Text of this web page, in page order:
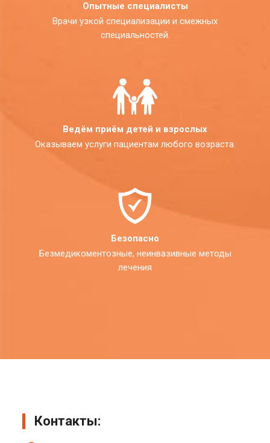
Опытные специалисты
Врачи узкой специализации и смежных
специальностей.
Ведём приём детей и взрослых
Оказываем услуги пациентам любого возраста.
Безопасно
Безмедикоментозные, неинвазивные методы
лечения
Контакты: